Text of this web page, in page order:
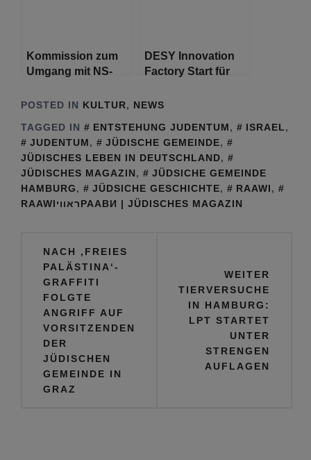
Kommission zum
Umgang mit NS-
Straßennamen tritt
zusammen
DESY Innovation
Factory Start für
Technologie- und
POSTED IN KULTUR, NEWS
TAGGED IN
ENTSTEHUNG JUDENTUM, ISRAEL,
JUDENTUM, JÜDISCHE GEMEINDE,
JÜDISCHES LEBEN IN DEUTSCHLAND,
JÜDISCHES MAGAZIN,
JÜDSICHE GEMEINDE
HAMBURG, JÜDSICHE GESCHICHTE, RAAWI,
RAAWIראוויРААВИ | JÜDISCHES MAGAZIN
Beitragsnavigation
NACH ‚FREIES
PALÄSTINA‘-
GRAFFITI
FOLGTE
ANGRIFF AUF
VORSITZENDEN
DER
JÜDISCHEN
GEMEINDE IN
GRAZ
WEITER
TIERVERSUCHE
IN HAMBURG:
LPT STARTET
UNTER
STRENGEN
AUFLAGEN